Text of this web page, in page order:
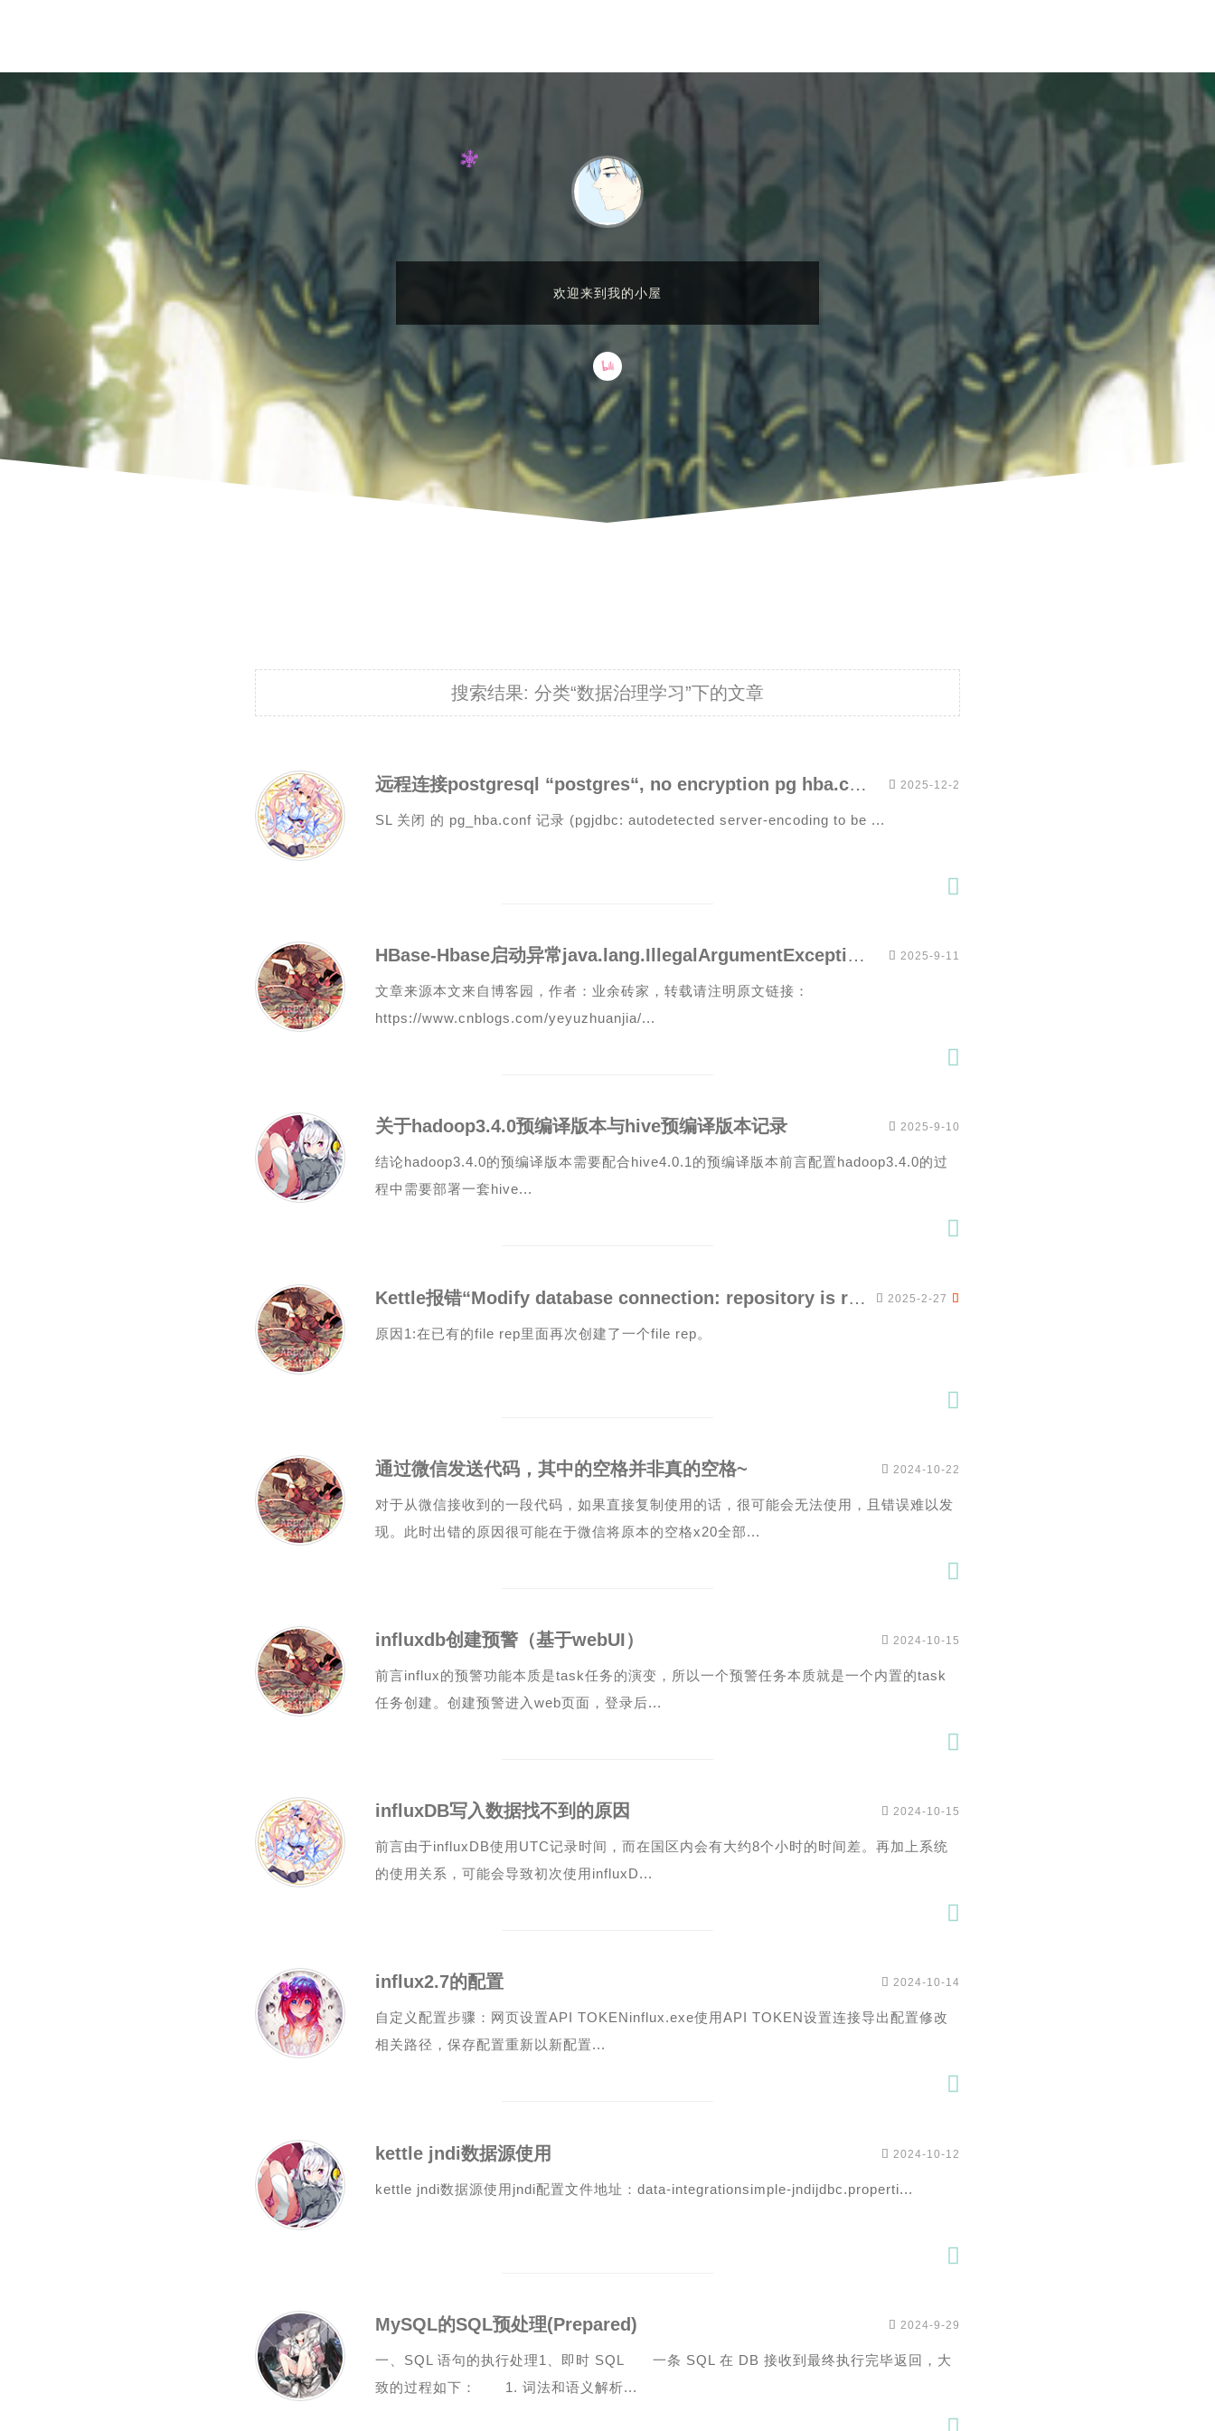
欢迎来到我的小屋
搜索结果: 分类“数据治理学习”下的文章
远程连接postgresql “postgres“, no encryption pg hba.conf  2025-12-2
SL 关闭 的 pg_hba.conf 记录 (pgjdbc: autodetected server-encoding to be ...

HBase-Hbase启动异常java.lang.IllegalArgumentException: object is not an instance of declaring class  2025-9-11
文章来源本文来自博客园，作者：业余砖家，转载请注明原文链接：
https://www.cnblogs.com/yeyuzhuanjia/...

关于hadoop3.4.0预编译版本与hive预编译版本记录  2025-9-10
结论hadoop3.4.0的预编译版本需要配合hive4.0.1的预编译版本前言配置hadoop3.4.0的过
程中需要部署一套hive...

Kettle报错“Modify database connection: repository is read-only”  2025-2-27 
原因1:在已有的file rep里面再次创建了一个file rep。

通过微信发送代码，其中的空格并非真的空格~  2024-10-22
对于从微信接收到的一段代码，如果直接复制使用的话，很可能会无法使用，且错误难以发
现。此时出错的原因很可能在于微信将原本的空格x20全部...

influxdb创建预警（基于webUI）  2024-10-15
前言influx的预警功能本质是task任务的演变，所以一个预警任务本质就是一个内置的task
任务创建。创建预警进入web页面，登录后...

influxDB写入数据找不到的原因  2024-10-15
前言由于influxDB使用UTC记录时间，而在国区内会有大约8个小时的时间差。再加上系统
的使用关系，可能会导致初次使用influxD...

influx2.7的配置  2024-10-14
自定义配置步骤：网页设置API TOKENinflux.exe使用API TOKEN设置连接导出配置修改
相关路径，保存配置重新以新配置...

kettle jndi数据源使用  2024-10-12
kettle jndi数据源使用jndi配置文件地址：data-integrationsimple-jndijdbc.properti...

MySQL的SQL预处理(Prepared)  2024-9-29
一、SQL 语句的执行处理1、即时 SQL 一条 SQL 在 DB 接收到最终执行完毕返回，大
致的过程如下： 1. 词法和语义解析...